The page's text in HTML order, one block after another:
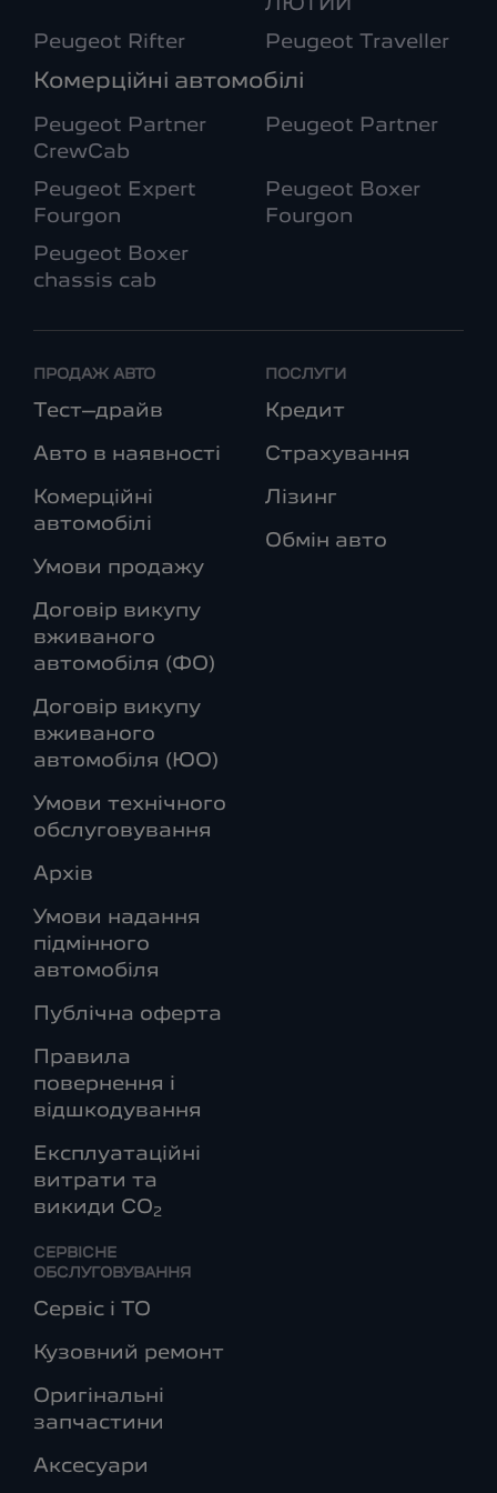
ЛЮТИЙ
Peugeot Rifter Peugeot Traveller
Комерційні автомобілі
Peugeot Partner
CrewCab
Peugeot Partner
Peugeot Expert
Fourgon
Peugeot Boxer
Fourgon
Peugeot Boxer
chassis cab
ПРОДАЖ АВТО
Тест–драйв
Авто в наявності
Комерційні
автомобілі
Умови продажу
Договір викупу
вживаного
автомобіля (ФО)
Договір викупу
вживаного
автомобіля (ЮО)
Умови технічного
обслуговування
Архів
Умови надання
підмінного
автомобіля
Публічна оферта
Правила
повернення і
відшкодування
Експлуатаційні
витрати та
викиди СО2
ПОСЛУГИ
Кредит
Страхування
Лізинг
Обмін авто
СЕРВІСНЕ
ОБСЛУГОВУВАННЯ
Сервіс і ТО
Кузовний ремонт
Оригінальні
запчастини
Аксесуари